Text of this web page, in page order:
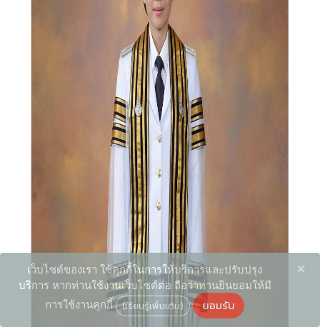
เว็บไซต์ของเรา ใช้คุกกี้ในการให้บริการและปรับปรุง
บริการ หากท่านใช้งานเว็บไซต์ต่อ ถือว่าท่านยินยอมให้มี
การใช้งานคุกกี้ (เรียนรู้เพิ่มเติม) ยอมรับ
×